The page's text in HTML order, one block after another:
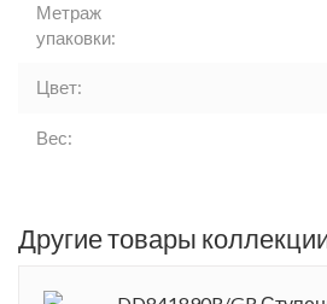
Метраж
упаковки:
Цвет:
Вес:
Другие товары